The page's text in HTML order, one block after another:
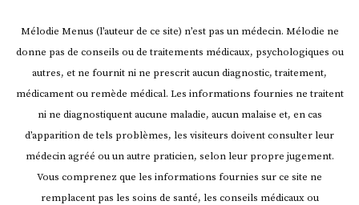
Mélodie Menus (l’auteur de ce site) n’est pas un médecin. Mélodie ne
donne pas de conseils ou de traitements médicaux, psychologiques ou
autres, et ne fournit ni ne prescrit aucun diagnostic, traitement,
médicament ou remède médical. Les informations fournies ne traitent
ni ne diagnostiquent aucune maladie, aucun malaise et, en cas
d’apparition de tels problèmes, les visiteurs doivent consulter leur
médecin agréé ou un autre praticien, selon leur propre jugement.
Vous comprenez que les informations fournies sur ce site ne
remplacent pas les soins de santé, les conseils médicaux ou